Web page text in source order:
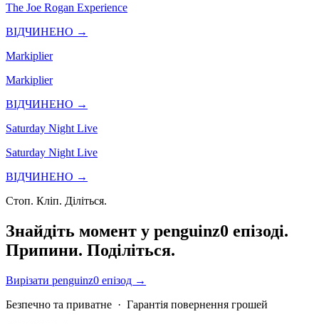
The Joe Rogan Experience
ВІДЧИНЕНО →
Markiplier
Markiplier
ВІДЧИНЕНО →
Saturday Night Live
Saturday Night Live
ВІДЧИНЕНО →
Стоп. Кліп. Діліться.
Знайдіть момент у penguinz0 епізоді.
Припини. Поділіться.
Вирізати penguinz0 епізод →
Безпечно та приватне · Гарантія повернення грошей